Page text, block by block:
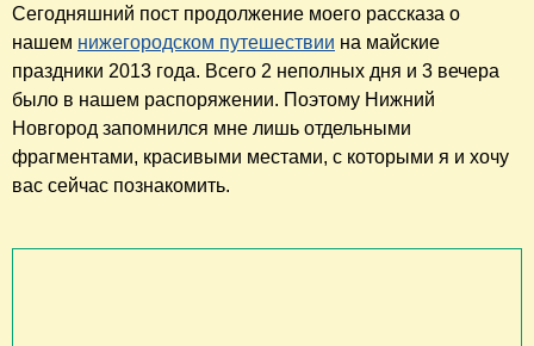
Сегодняшний пост продолжение моего рассказа о
нашем нижегородском путешествии на майские
праздники 2013 года. Всего 2 неполных дня и 3 вечера
было в нашем распоряжении. Поэтому Нижний
Новгород запомнился мне лишь отдельными
фрагментами, красивыми местами, с которыми я и хочу
вас сейчас познакомить.